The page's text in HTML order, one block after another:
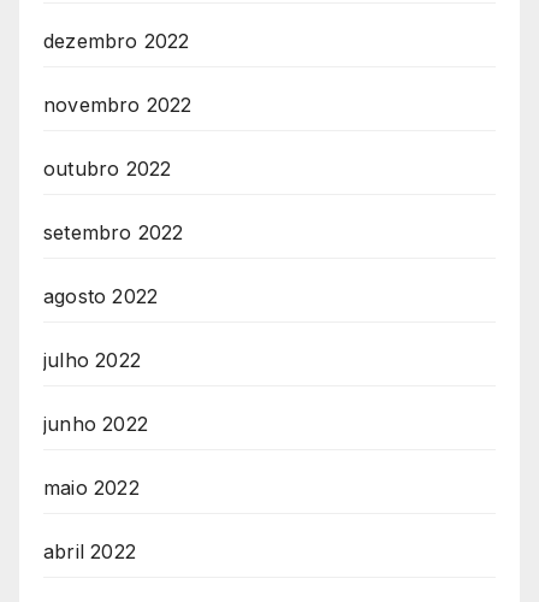
dezembro 2022
novembro 2022
outubro 2022
setembro 2022
agosto 2022
julho 2022
junho 2022
maio 2022
abril 2022